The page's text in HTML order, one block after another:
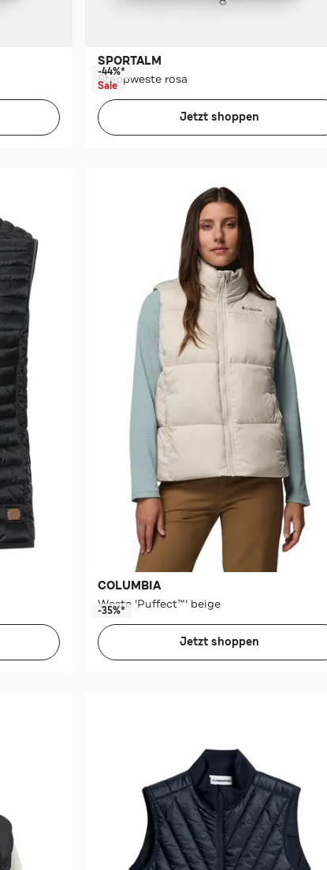
SPORTALM
Steppweste rosa
-44%*
Sale
Jetzt shoppen
COLUMBIA
Weste 'Puffect™' beige
-35%*
Jetzt shoppen